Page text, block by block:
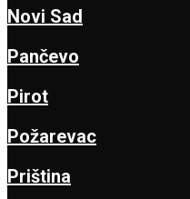
Novi Sad
Pančevo
Pirot
Požarevac
Priština